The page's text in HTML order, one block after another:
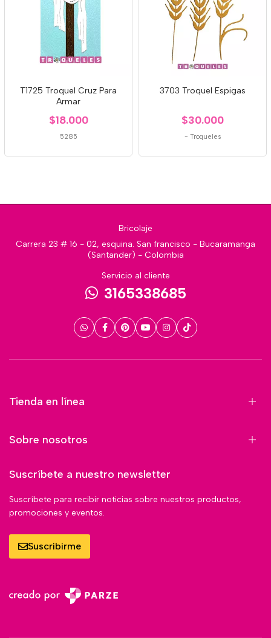
T1725 Troquel Cruz Para
Armar
$18.000
5285
3703 Troquel Espigas
$30.000
- Troqueles
Bricolaje
Carrera 23 # 16 - 02, esquina. San francisco - Bucaramanga
(Santander) - Colombia
Servicio al cliente
3165338685
Tienda en línea
Sobre nosotros
Suscríbete a nuestro newsletter
Suscríbete para recibir noticias sobre nuestros productos,
promociones y eventos.
Suscribirme